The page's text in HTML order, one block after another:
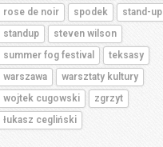
rose de noir
spodek
stand-up
standup
steven wilson
summer fog festival
teksasy
warszawa
warsztaty kultury
wojtek cugowski
zgrzyt
łukasz cegliński